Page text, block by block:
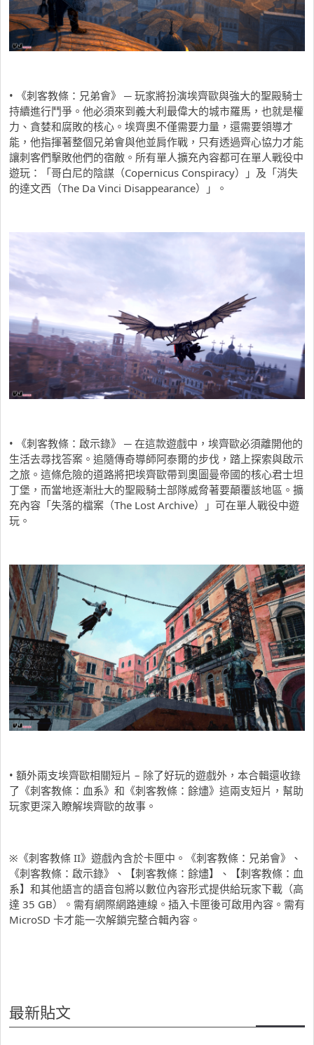
• 《刺客教條：兄弟會》 ─ 玩家將扮演埃齊歐與強大的聖殿騎士
持續進行鬥爭。他必須來到義大利最偉大的城市羅馬，也就是權
力、貪婪和腐敗的核心。埃齊奧不僅需要力量，還需要領導才
能，他指揮著整個兄弟會與他並肩作戰，只有透過齊心協力才能
讓刺客們擊敗他們的宿敵。所有單人擴充內容都可在單人戰役中
遊玩：「哥白尼的陰謀（Copernicus Conspiracy）」及「消失
的達文西（The Da Vinci Disappearance）」。
• 《刺客教條：啟示錄》 ─ 在這款遊戲中，埃齊歐必須離開他的
生活去尋找答案。追隨傳奇導師阿泰爾的步伐，踏上探索與啟示
之旅。這條危險的道路將把埃齊歐帶到奧圖曼帝國的核心君士坦
丁堡，而當地逐漸壯大的聖殿騎士部隊威脅著要顛覆該地區。擴
充內容「失落的檔案（The Lost Archive）」可在單人戰役中遊
玩。
• 額外兩支埃齊歐相關短片 – 除了好玩的遊戲外，本合輯還收錄
了《刺客教條：血系》和《刺客教條：餘燼》這兩支短片，幫助
玩家更深入瞭解埃齊歐的故事。
※《刺客教條 II》遊戲內含於卡匣中。《刺客教條：兄弟會》、
《刺客教條：啟示錄》、【刺客教條：餘燼】、【刺客教條：血
系】和其他語言的語音包將以數位內容形式提供給玩家下載（高
達 35 GB）。需有網際網路連線。插入卡匣後可啟用內容。需有
MicroSD 卡才能一次解鎖完整合輯內容。
最新貼文